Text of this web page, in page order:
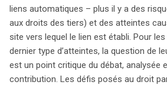
défis complexes que pose le linking,
le contenu ciblé devient illégal après
travers cette analyse, il devient
doit évoluer pour s’adapter à ces
numériques. Les implications de ces
cruciales pour les acteurs du web et
liens automatiques – plus il y a des
aux droits des tiers) et des atteintes
site vers lequel le lien est établi. Pour
dernier type d’atteintes, la question de
est un point critique du débat, analysée
contribution. Les défis posés au droit